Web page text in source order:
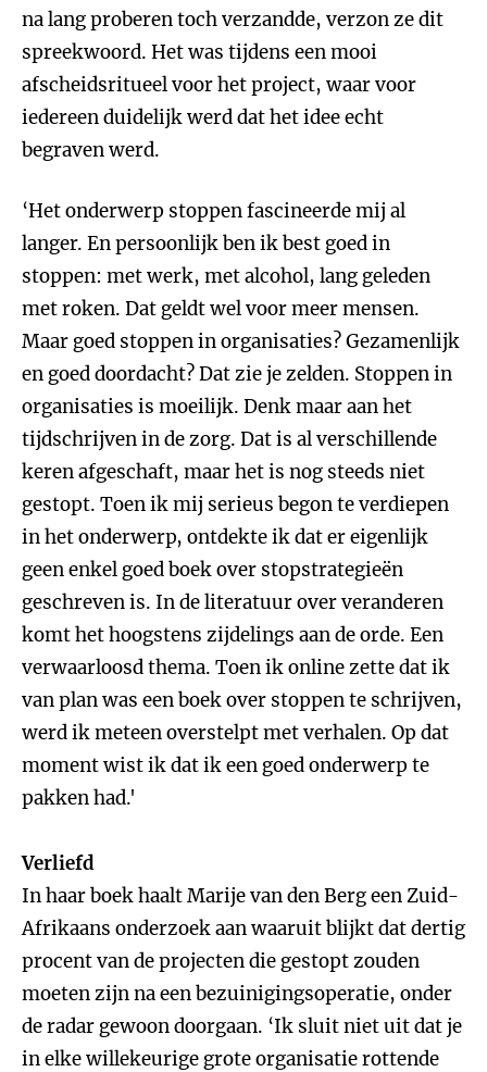
na lang proberen toch verzandde, verzon ze dit
spreekwoord. Het was tijdens een mooi
afscheidsritueel voor het project, waar voor
iedereen duidelijk werd dat het idee echt
begraven werd.
‘Het onderwerp stoppen fascineerde mij al
langer. En persoonlijk ben ik best goed in
stoppen: met werk, met alcohol, lang geleden
met roken. Dat geldt wel voor meer mensen.
Maar goed stoppen in organisaties? Gezamenlijk
en goed doordacht? Dat zie je zelden. Stoppen in
organisaties is moeilijk. Denk maar aan het
tijdschrijven in de zorg. Dat is al verschillende
keren afgeschaft, maar het is nog steeds niet
gestopt. Toen ik mij serieus begon te verdiepen
in het onderwerp, ontdekte ik dat er eigenlijk
geen enkel goed boek over stopstrategieën
geschreven is. In de literatuur over veranderen
komt het hoogstens zijdelings aan de orde. Een
verwaarloosd thema. Toen ik online zette dat ik
van plan was een boek over stoppen te schrijven,
werd ik meteen overstelpt met verhalen. Op dat
moment wist ik dat ik een goed onderwerp te
pakken had.'
Verliefd
In haar boek haalt Marije van den Berg een Zuid-
Afrikaans onderzoek aan waaruit blijkt dat dertig
procent van de projecten die gestopt zouden
moeten zijn na een bezuinigingsoperatie, onder
de radar gewoon doorgaan. ‘Ik sluit niet uit dat je
in elke willekeurige grote organisatie rottende